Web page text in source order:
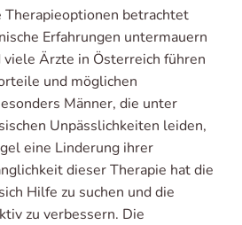
betrachtet
Erfahrungen untermauern
Ärzte in Österreich führen
und möglichen
Männer, die unter
Unpässlichkeiten leiden,
eine Linderung ihrer
dieser Therapie hat die
Hilfe zu suchen und die
zu verbessern. Die